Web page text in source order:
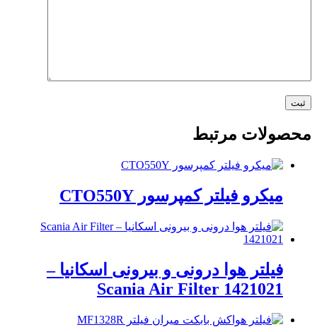
محصولات مرتبط
میکرو فیلتر کمپرسور CTO550Y
فیلتر هوا درونی و بیرونی اسکانیا –
Scania Air Filter 1421021